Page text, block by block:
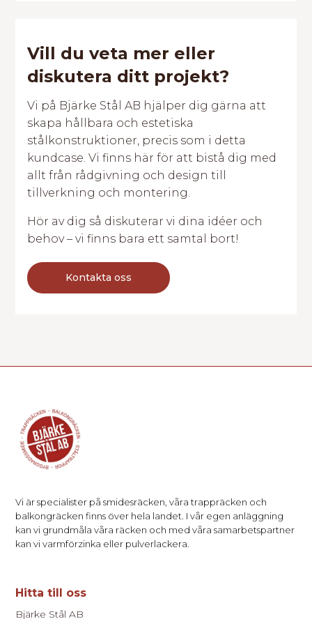
Vill du veta mer eller
diskutera ditt projekt?
Vi på Bjärke Stål AB hjälper dig gärna att
skapa hållbara och estetiska
stålkonstruktioner, precis som i detta
kundcase. Vi finns här för att bistå dig med
allt från rådgivning och design till
tillverkning och montering.
Hör av dig så diskuterar vi dina idéer och
behov – vi finns bara ett samtal bort!
Kontakta oss
Vi är specialister på smidesräcken, våra trappräcken och
balkongräcken finns över hela landet. I vår egen anläggning
kan vi grundmåla våra räcken och med våra samarbetspartner
kan vi varmförzinka eller pulverlackera.
Hitta till oss
Bjärke Stål AB